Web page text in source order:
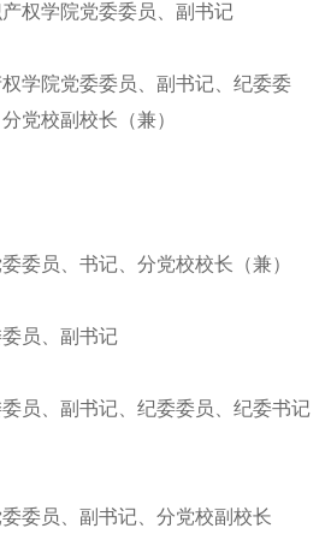
权学院党委委员、副书记
学院党委委员、副书记、纪委委
党校副校长（兼）
委员、书记、分党校校长（兼）
员、副书记
员、副书记、纪委委员、纪委书记
委员、副书记、分党校副校长